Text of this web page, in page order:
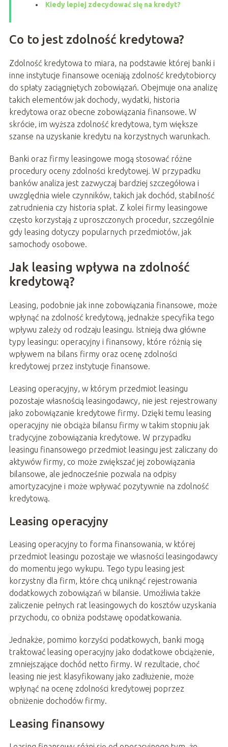
Kiedy lepiej zdecydować się na kredyt?
Co to jest zdolność kredytowa?
Zdolność kredytowa to miara, na podstawie której banki i
inne instytucje finansowe oceniają zdolność kredytobiorcy
do spłaty zaciągniętych zobowiązań. Obejmuje ona analizę
takich elementów jak dochody, wydatki, historia
kredytowa oraz obecne zobowiązania finansowe. W
skrócie, im wyższa zdolność kredytowa, tym większe
szanse na uzyskanie kredytu na korzystnych warunkach.
Banki oraz firmy leasingowe mogą stosować różne
procedury oceny zdolności kredytowej. W przypadku
banków analiza jest zazwyczaj bardziej szczegółowa i
uwzględnia wiele czynników, takich jak dochód, stabilność
zatrudnienia czy historia spłat. Z kolei firmy leasingowe
często korzystają z uproszczonych procedur, szczególnie
gdy leasing dotyczy popularnych przedmiotów, jak
samochody osobowe.
Jak leasing wpływa na zdolność
kredytową?
Leasing, podobnie jak inne zobowiązania finansowe, może
wpłynąć na zdolność kredytową, jednakże specyfika tego
wpływu zależy od rodzaju leasingu. Istnieją dwa główne
typy leasingu: operacyjny i finansowy, które różnią się
wpływem na bilans firmy oraz ocenę zdolności
kredytowej przez instytucje finansowe.
Leasing operacyjny, w którym przedmiot leasingu
pozostaje własnością leasingodawcy, nie jest rejestrowany
jako zobowiązanie kredytowe firmy. Dzięki temu leasing
operacyjny nie obciąża bilansu firmy w takim stopniu jak
tradycyjne zobowiązania kredytowe. W przypadku
leasingu finansowego przedmiot leasingu jest zaliczany do
aktywów firmy, co może zwiększać jej zobowiązania
bilansowe, ale jednocześnie pozwala na odpisy
amortyzacyjne i może wpływać pozytywnie na zdolność
kredytową.
Leasing operacyjny
Leasing operacyjny to forma finansowania, w której
przedmiot leasingu pozostaje we własności leasingodawcy
do momentu jego wykupu. Tego typu leasing jest
korzystny dla firm, które chcą uniknąć rejestrowania
dodatkowych zobowiązań w bilansie. Umożliwia także
zaliczenie pełnych rat leasingowych do kosztów uzyskania
przychodu, co obniża podstawę opodatkowania.
Jednakże, pomimo korzyści podatkowych, banki mogą
traktować leasing operacyjny jako dodatkowe obciążenie,
zmniejszające dochód netto firmy. W rezultacie, choć
leasing nie jest klasyfikowany jako zadłużenie, może
wpłynąć na ocenę zdolności kredytowej poprzez
obniżenie dochodów firmy.
Leasing finansowy